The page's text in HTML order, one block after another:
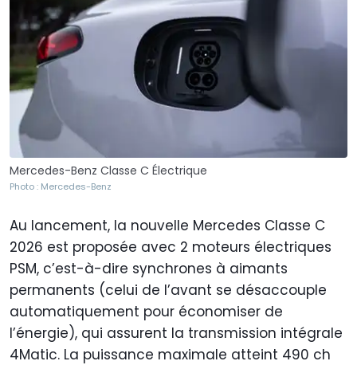
Mercedes-Benz Classe C Électrique
Photo : Mercedes-Benz
Au lancement, la nouvelle Mercedes Classe C
2026 est proposée avec 2 moteurs électriques
PSM, c’est-à-dire synchrones à aimants
permanents (celui de l’avant se désaccouple
automatiquement pour économiser de
l’énergie), qui assurent la transmission intégrale
4Matic. La puissance maximale atteint 490 ch